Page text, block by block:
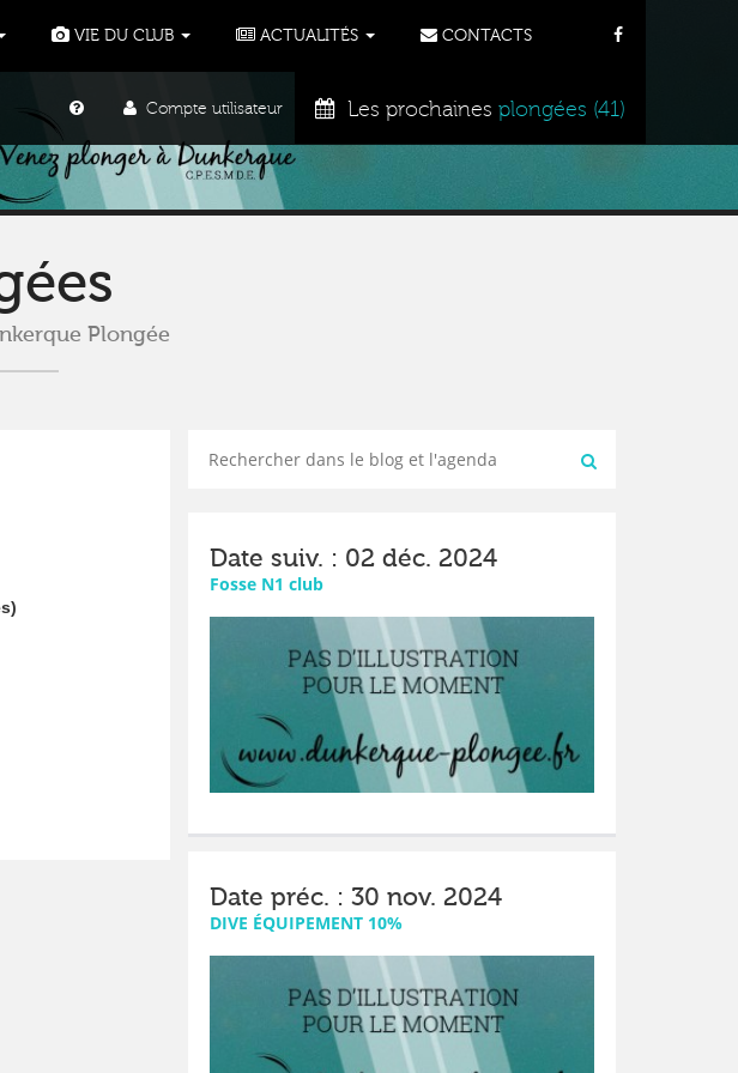
VIE DU CLUB ACTUALITÉS CONTACTS
Les prochaines plongées (41)
Compte utilisateur
Plongée
Date suiv. : 02 déc. 2024
Fosse N1 club
Date préc. : 30 nov. 2024
DIVE ÉQUIPEMENT 10%